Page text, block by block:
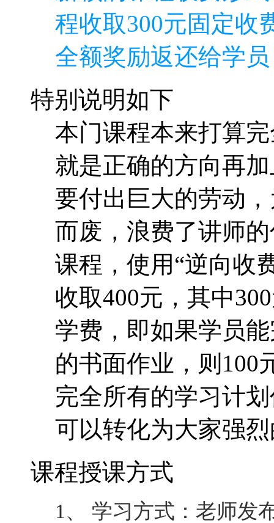
程收取300元固定收
全额奖励返还给学
特别说明如下
本门课程本来打算
就是正确的方向再
要付出巨大的劳动
而废，浪费了讲师
课程，使用“逆向收
收取400元，其中
学费，即如果学员
的书面作业，则100
完全所有的学习计
可以转化为大家强
课程授课方式
1、 学习方式：老师发